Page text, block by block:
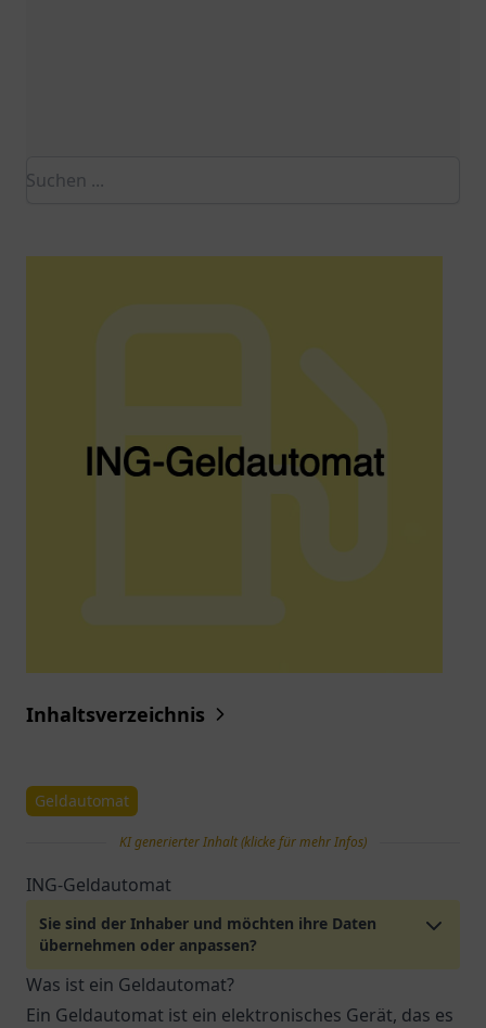
Inhaltsverzeichnis
Geldautomat
KI generierter Inhalt (klicke für mehr Infos)
ING-Geldautomat
Sie sind der Inhaber und möchten ihre Daten
übernehmen oder anpassen?
Was ist ein Geldautomat?
Ein Geldautomat ist ein elektronisches Gerät, das es